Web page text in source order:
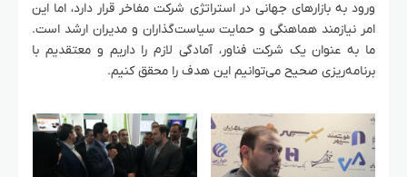
ورود به بازارهای جهانی در استراتژی شرکت مفاخر قرار دارد، اما این
امر نیازمند هماهنگی و حمایت سیاست‌گذاران و مدیران ارشد است.
ما به عنوان یک شرکت فناور، آمادگی لازم را داریم و معتقدیم با
برنامه‌ریزی صحیح می‌توانیم این هدف را محقق کنیم.